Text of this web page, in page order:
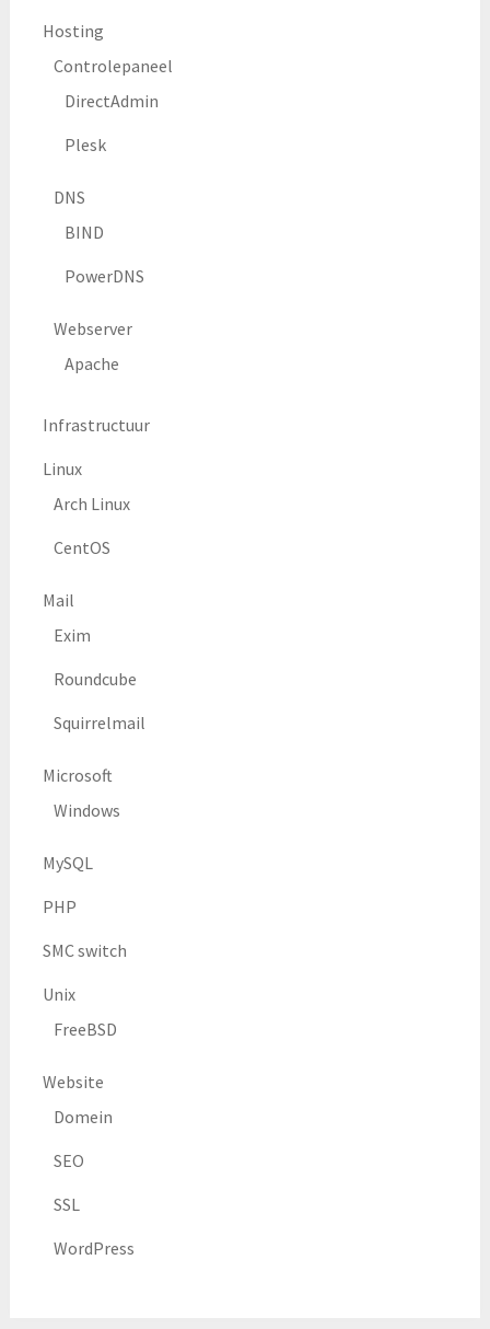
Hosting
Controlepaneel
DirectAdmin
Plesk
DNS
BIND
PowerDNS
Webserver
Apache
Infrastructuur
Linux
Arch Linux
CentOS
Mail
Exim
Roundcube
Squirrelmail
Microsoft
Windows
MySQL
PHP
SMC switch
Unix
FreeBSD
Website
Domein
SEO
SSL
WordPress